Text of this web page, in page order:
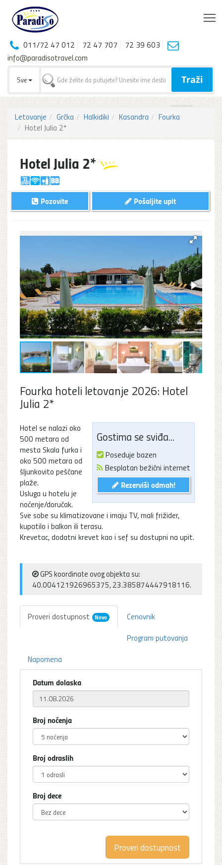
011/72 47 012 72 47 707
72 39 603
info@paradisotravel.com
Sve Traži
Letovanje Grčka Halkidiki Kasandra
Fourka
Hotel Julia 2*
Hotel Julia 2*
Pošaljite upit
Pozovite
Fourka hoteli letovanje 2026: Hotel
Julia 2*
Gostima se sviđa...
Poseduje bazen
Besplatan bežični internet
Rezerviši odmah!
Hotel se nalazi oko
500 metara od
mesta Skala furka i
oko 500 metara od
šljunkovito peščane
plaže.
Usluga u hotelu je
noćenje/doručak.
Sve sobe su klimatizovane i imaju TV, mali frižider,
kupatilo i balkon ili terasu.
Krevetac, dodatni krevet kao i sef su dostupni na upit.
GPS koordinate ovog objekta su:
40.004121926965375, 23.385874447918116.
Proveri dostupnost Novo
Cenovnik
Program putovanja
Napomena
Datum dolaska
Broj noćenja
Broj odraslih
Broj dece